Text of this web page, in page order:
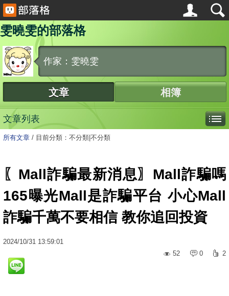
雯曉雯的部落格
作家：雯曉雯
文章 相簿
文章列表
所有文章 / 目前分類：不分類|不分類
〖Mall詐騙最新消息〗Mall詐騙嗎
165曝光Mall是詐騙平台 小心Mall
詐騙千萬不要相信 教你追回投資
2024/10/31 13:59:01
52
0 2